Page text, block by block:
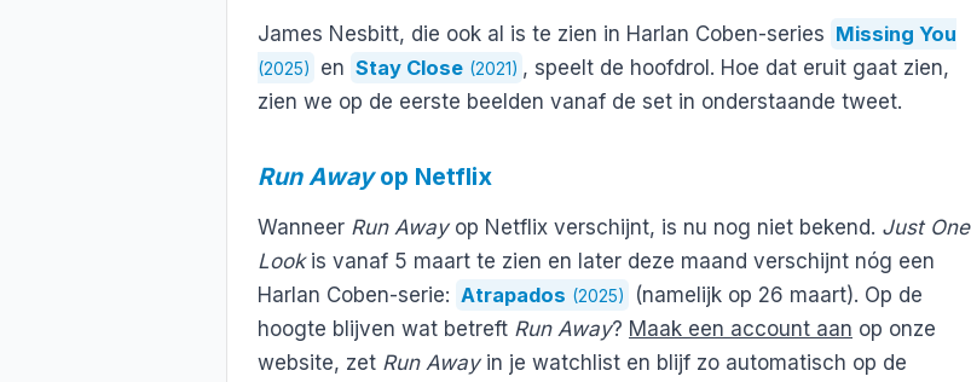
James Nesbitt, die ook al is te zien in Harlan Coben-series Missing You
(2025) en Stay Close (2021) , speelt de hoofdrol. Hoe dat eruit gaat zien,
zien we op de eerste beelden vanaf de set in onderstaande tweet.
Run Awayop Netflix
Wanneer Run Awayop Netflix verschijnt, is nu nog niet bekend. Just One
Lookis vanaf 5 maart te zien en later deze maand verschijnt nóg een
Harlan Coben-serie: Atrapados (2025)
(namelijk op 26 maart). Op de
hoogte blijven wat betreft Run Away? Maak een account aan op onze
website, zet Run Awayin je watchlist en blijf zo automatisch op de